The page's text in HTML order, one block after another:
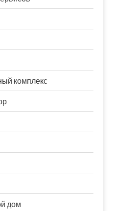
комплекс
дом